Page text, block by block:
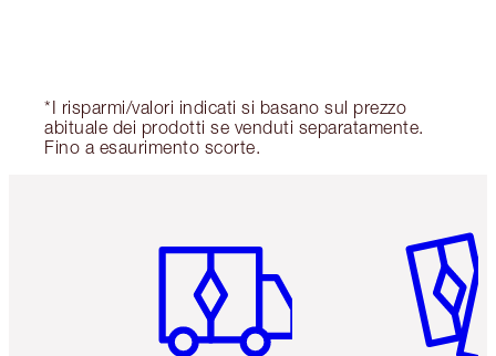
*I risparmi/valori indicati si basano sul prezzo
abituale dei prodotti se venduti separatamente.
Fino a esaurimento scorte.